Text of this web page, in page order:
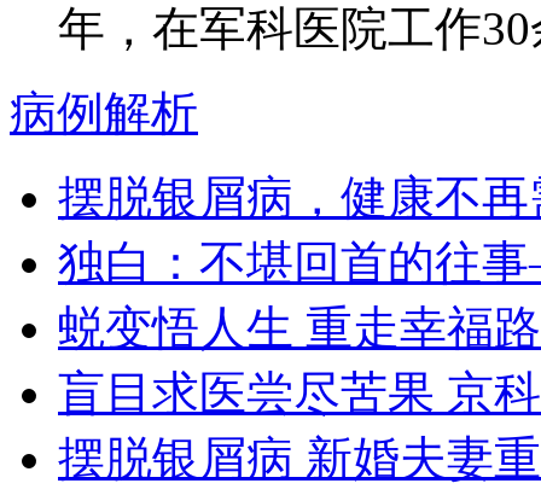
年，在军科医院工作
病例解析
摆脱银屑病，健康不
独白：不堪回首的往
蜕变悟人生 重走幸福路
盲目求医尝尽苦果 京
摆脱银屑病 新婚夫妻